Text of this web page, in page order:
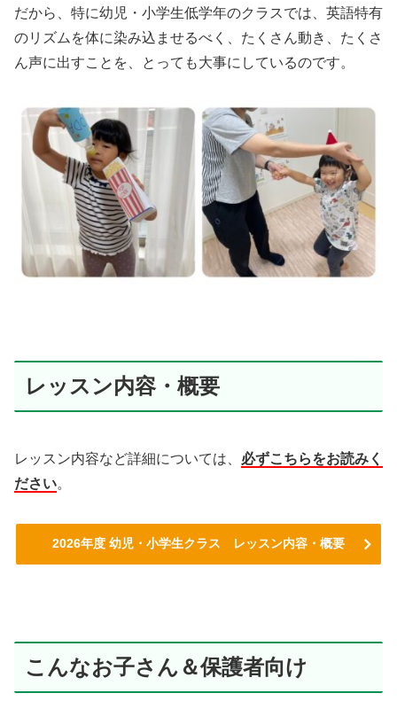
だから、特に幼児・小学生低学年のクラスでは、英語特有
のリズムを体に染み込ませるべく、たくさん動き、たくさ
ん声に出すことを、とっても大事にしているのです。
レッスン内容・概要
レッスン内容など詳細については、 必ずこちらをお読みく
ださい。
2026年度 幼児・小学生クラス レッスン内容・概要
こんなお子さん＆保護者向け